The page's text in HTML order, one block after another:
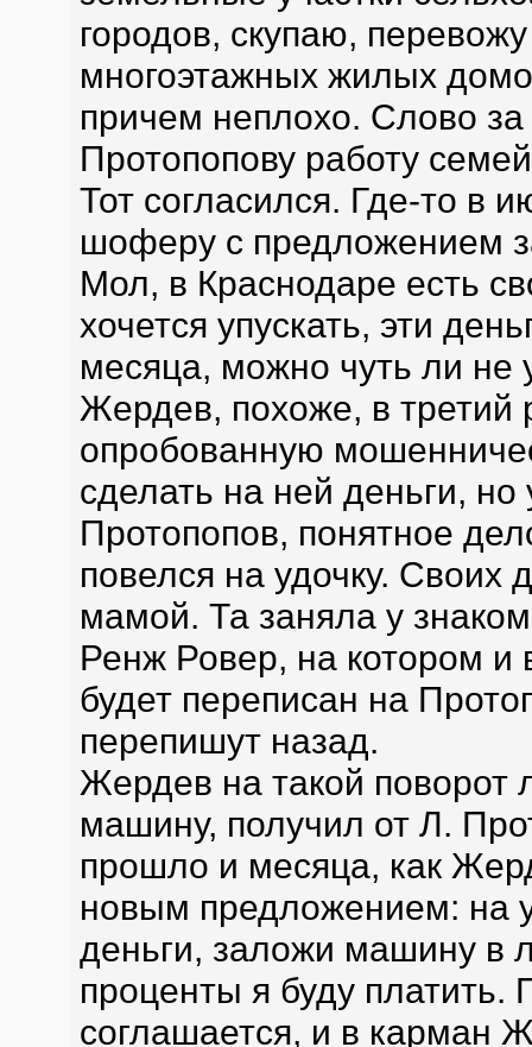
городов, скупаю,
многоэтажных жилых
причем неплохо. Слово
Протопопову работу
Тот согласился. Где-то в
шоферу с предложением
Мол, в Краснодаре есть
хочется упускать, эти
месяца, можно чуть ли
Жердев, похоже, в третий
опробованную
сделать на ней деньги, но
Протопопов, понятное
повелся на удочку. Своих
мамой. Та заняла у
Ренж Ровер, на котором
будет переписан на
перепишут назад.
Жердев на такой поворот
машину, получил от Л.
прошло и месяца, как
новым предложением: на
деньги, заложи машину в
проценты я буду платить.
соглашается, и в карман